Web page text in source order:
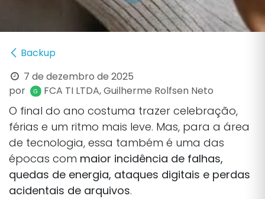
Backup
7 de dezembro de 2025
por
FCA TI LTDA, Guilherme Rolfsen Neto
O final do ano costuma trazer celebração,
férias e um ritmo mais leve. Mas, para a área
de tecnologia, essa também é uma das
épocas com maior incidência de falhas,
quedas de energia, ataques digitais e perdas
acidentais de arquivos.